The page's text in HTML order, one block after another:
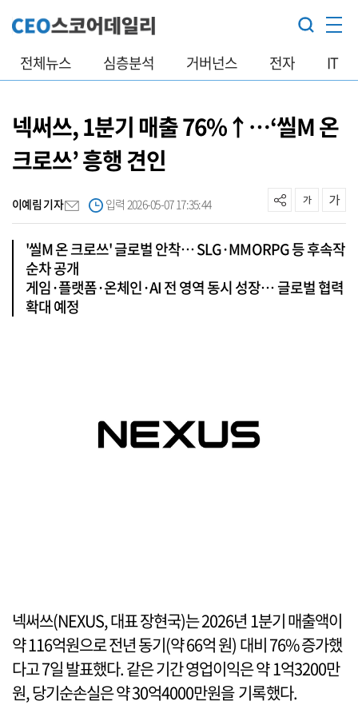
전체뉴스 심층분석 거버넌스 전자 IT
넥써쓰, 1분기 매출 76%↑…‘씰M 온
크로쓰’ 흥행 견인
이예림 기자 입력 2026-05-07 17:35:44
'씰M 온 크로쓰' 글로벌 안착… SLG·MMORPG 등 후속작
순차 공개
게임·플랫폼·온체인·AI 전 영역 동시 성장… 글로벌 협력
확대 예정
넥써쓰(NEXUS, 대표 장현국)는 2026년 1분기 매출액이
약 116억원으로 전년 동기(약 66억 원) 대비 76% 증가했
다고 7일 발표했다. 같은 기간 영업이익은 약 1억3200만
원, 당기순손실은 약 30억4000만원을 기록했다.